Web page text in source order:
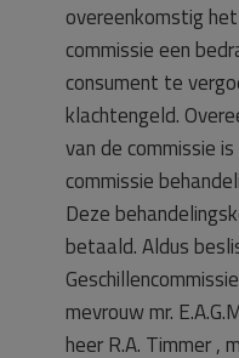
overeenkomstig
commissie een
consument te
klachtengeld.
van de commissie
commissie
Deze
betaald. Aldus
mevrouw mr.
heer R.A. Timmer ,